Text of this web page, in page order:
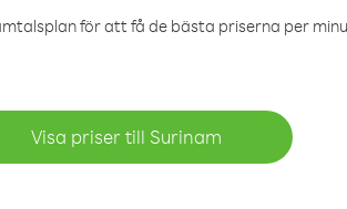
för att få de bästa priserna per
Visa priser till Surinam